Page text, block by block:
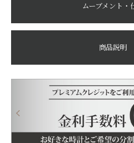
ムーブメント・
商品説明